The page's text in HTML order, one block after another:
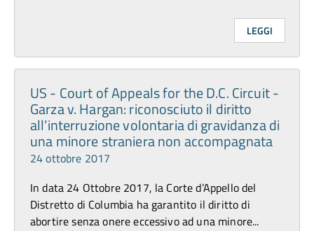
LEGGI
US - Court of Appeals for the D.C. Circuit -
Garza v. Hargan: riconosciuto il diritto
all’interruzione volontaria di gravidanza di
una minore straniera non accompagnata
24 ottobre 2017
In data 24 Ottobre 2017, la Corte d’Appello del
Distretto di Columbia ha garantito il diritto di
abortire senza onere eccessivo ad una minore...